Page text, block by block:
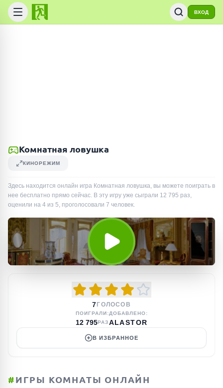
ВХОД
Комнатная ловушка
КИНОРЕЖИМ
Здесь находится онлайн игра Комнатная ловушка, вы можете поиграть в
нее бесплатно прямо сейчас. В эту игру уже сыграли 12 795 раз,
оценили на 4 из 5, проголосовали 7 человек.
7 ГОЛОСОВ
ПОИГРАЛИ:
12 795РАЗ
ДОБАВЛЕНО:
ALASTOR
В ИЗБРАННОЕ
#ИГРЫ КОМНАТЫ ОНЛАЙН